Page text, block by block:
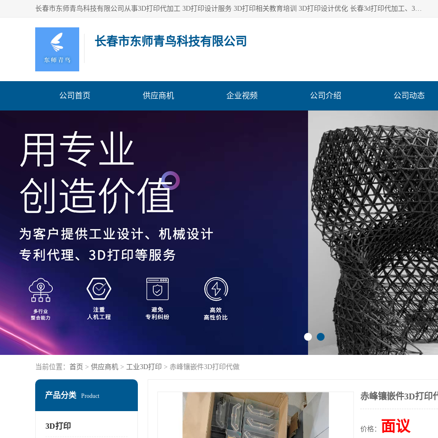
长春市东师青鸟科技有限公司从事3D打印代加工 3D打印设计服务 3D打印相关教育培训 3D打印设计优化 长春3d打印代加工、3D打印代加工及设计服务、3D打印相关教育培训、专利代理及优化、3D打印上下游技术服务，深耕工业设计、机械设计、3D打印多年年，拥有多项技术，辅助数十位客户完成自己的发明及实用新型专利。
长春市东师青鸟科技有限公司
公司首页 供应商机 企业视频 公司介绍 公司动态
当前位置： 首页 > 供应商机 > 工业3D打印 > 赤峰镶嵌件3D打印代做
产品分类 Product
3D打印
赤峰镶嵌件3D打印
价格： 面议